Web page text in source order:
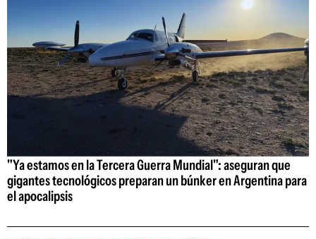
"Ya estamos en la Tercera Guerra Mundial": aseguran que
gigantes tecnológicos preparan un búnker en Argentina para
el apocalipsis